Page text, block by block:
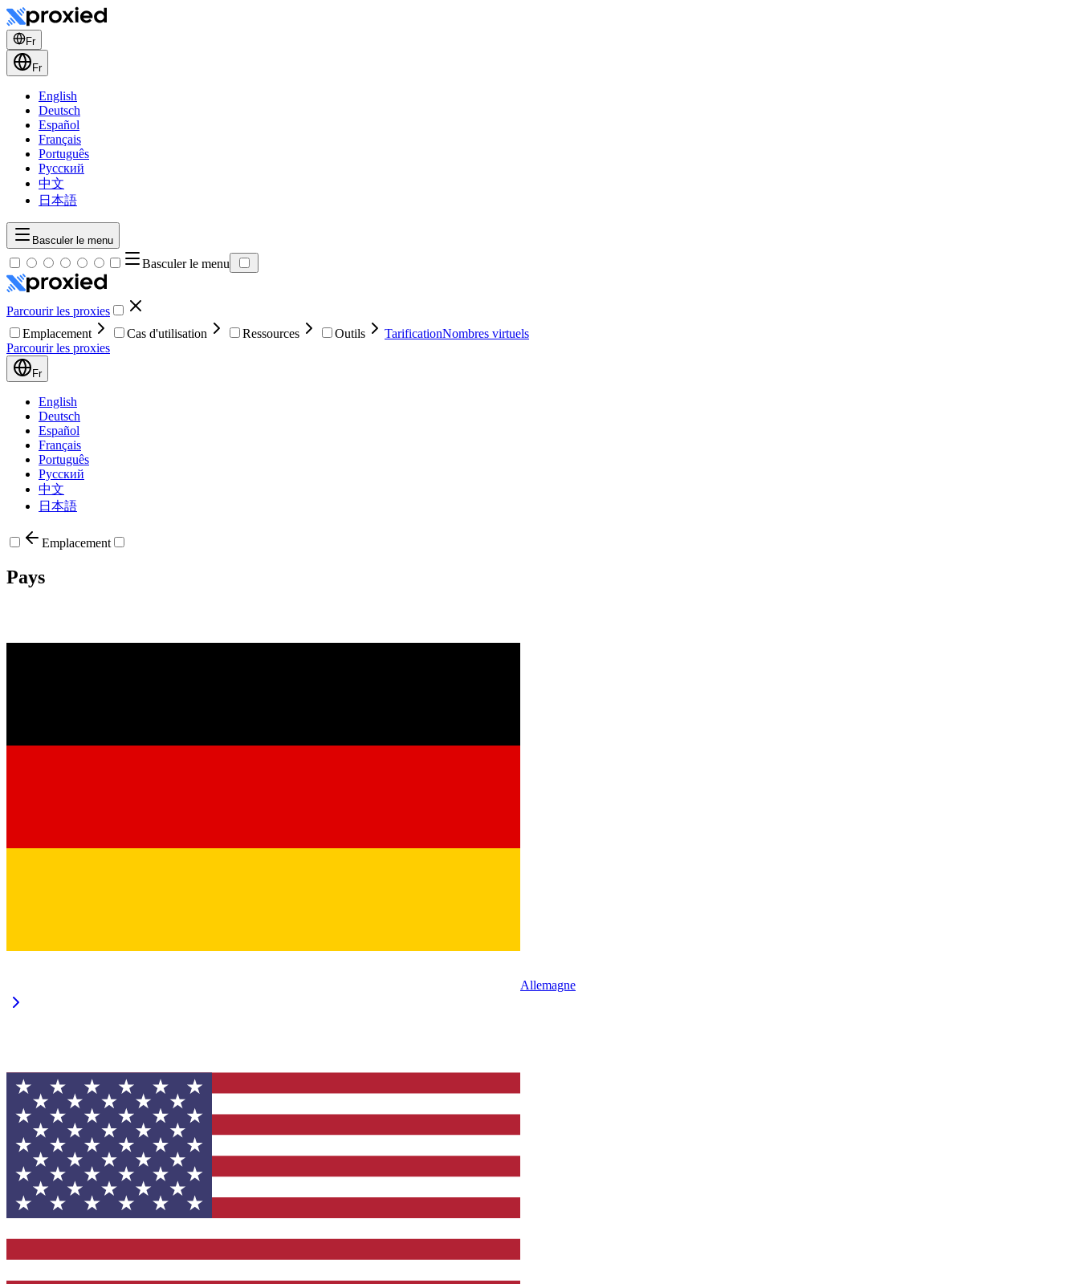
Fr
Fr
English
Deutsch
Español
Français
Português
Русский
中文
日本語
Basculer le menu
Basculer le menu
Parcourir les proxies
Emplacement
Cas d'utilisation Ressources Outils TarificationNombres virtuels
Parcourir les proxies
Fr
English
Deutsch
Español
Français
Português
Русский
中文
日本語
Emplacement
Pays
Allemagne